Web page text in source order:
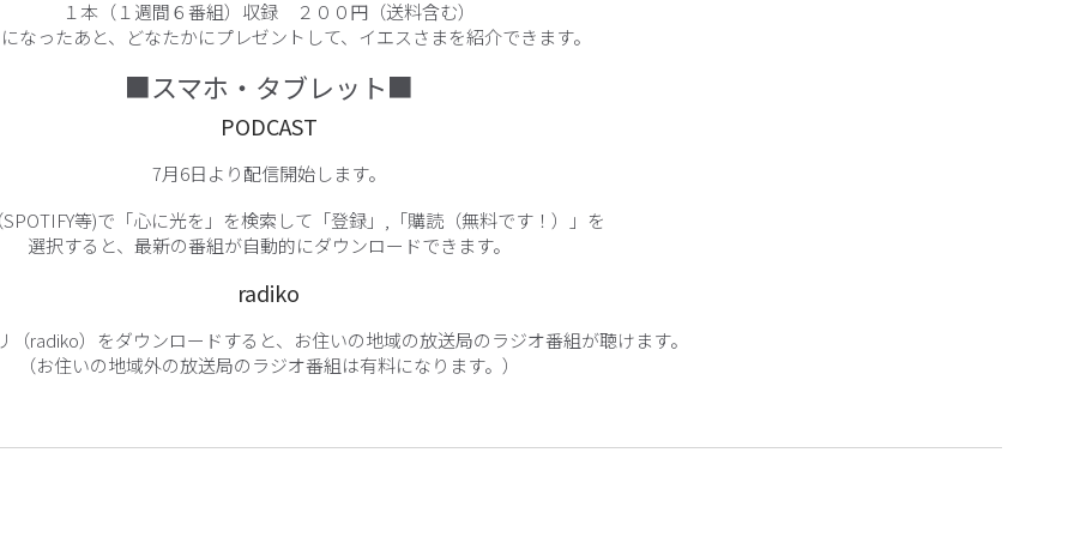
１本（１週間６番組）収録 ２００円（送料含む）
なったあと、どなたかにプレゼントして、イエスさまを紹介できます。
■スマホ・タブレット■
PODCAST
7月6日より配信開始します。
等)で「心に光を」を検索して「登録」,「購読（無料です！）」を
選択すると、最新の番組が自動的にダウンロードできます。
radiko
（radiko）をダウンロードすると、お住いの地域の放送局のラジオ番組が聴けます。
（お住いの地域外の放送局のラジオ番組は有料になります。）